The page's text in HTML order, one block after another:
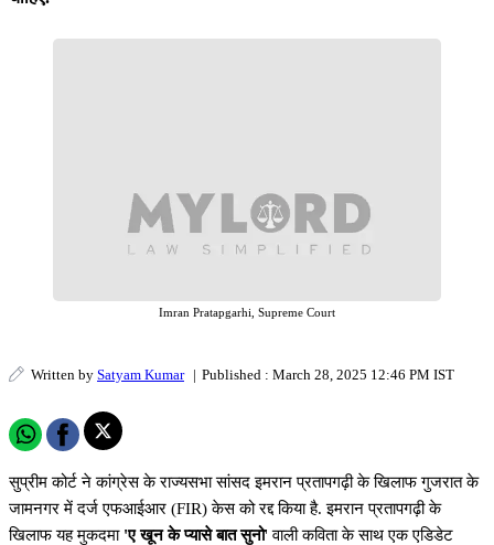
Imran Pratapgarhi, Supreme Court
Written by Satyam Kumar | Published : March 28, 2025 12:46 PM IST
सुप्रीम कोर्ट ने कांग्रेस के राज्यसभा सांसद इमरान प्रतापगढ़ी के खिलाफ गुजरात के
जामनगर में दर्ज एफआईआर (FIR) केस को रद्द किया है. इमरान प्रतापगढ़ी के
खिलाफ यह मुकदमा'ए खून के प्यासे बात सुनो' वाली कविता के साथ एक एडिडेट